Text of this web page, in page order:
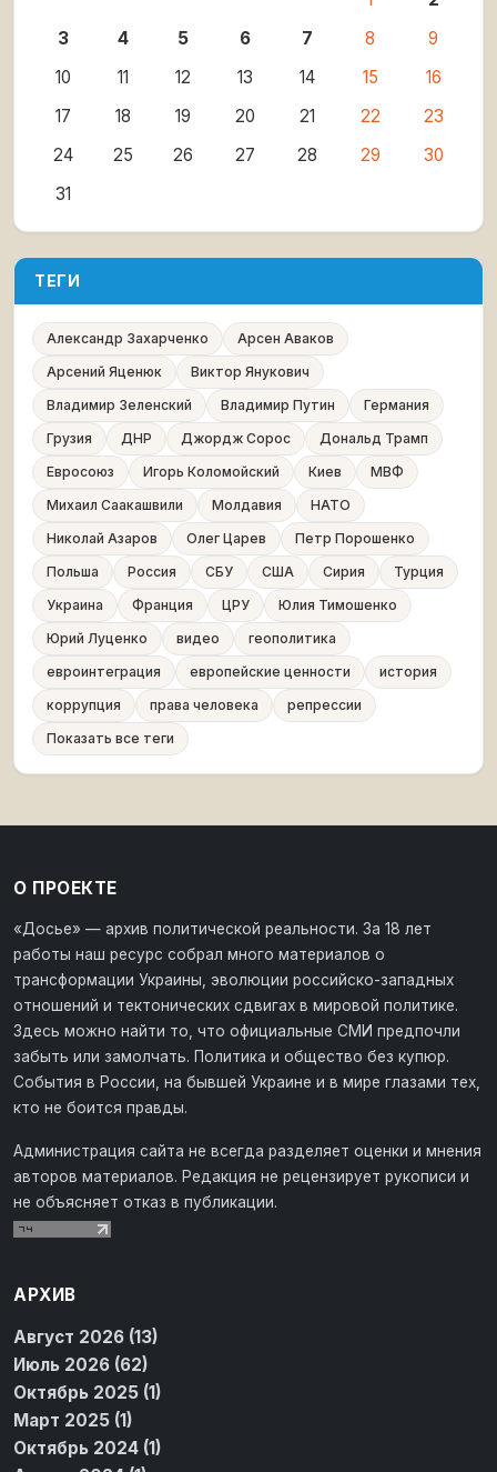
3
4 5 6 7 8
9
10
11 12 13 14 15
16
17
18 19 20 21 22
23
24
25 26 27 28 29
30
31
ТЕГИ
Александр Захарченко
Арсен Аваков
Арсений Яценюк
Виктор Янукович
Владимир Зеленский
Владимир Путин
Германия
Грузия
ДНР Джордж Сорос
Дональд Трамп
Евросоюз
Игорь Коломойский Киев
МВФ
Михаил Саакашвили
Молдавия
НАТО
Николай Азаров
Олег Царев
Петр Порошенко
Польша
Россия СБУ США Сирия
Турция
Украина
Франция ЦРУ
Юлия Тимошенко
Юрий Луценко
видео
геополитика
евроинтеграция
европейские ценности
история
коррупция
права человека
репрессии
Показать все теги
О ПРОЕКТЕ
«Досье» — архив политической реальности. За 18 лет
работы наш ресурс собрал много материалов о
трансформации Украины, эволюции российско-западных
отношений и тектонических сдвигах в мировой политике.
Здесь можно найти то, что официальные СМИ предпочли
забыть или замолчать. Политика и общество без купюр.
События в России, на бывшей Украине и в мире глазами тех,
кто не боится правды.
Администрация сайта не всегда разделяет оценки и мнения
авторов материалов. Редакция не рецензирует рукописи и
не объясняет отказ в публикации.
АРХИВ
Август 2026 (13)
Июль 2026 (62)
Октябрь 2025 (1)
Март 2025 (1)
Октябрь 2024 (1)